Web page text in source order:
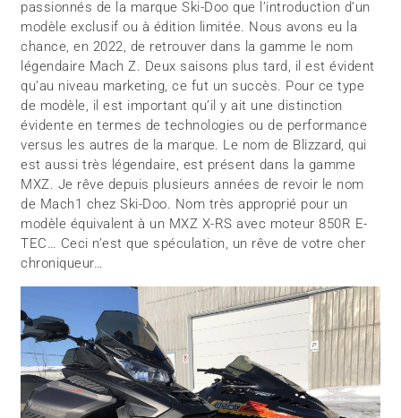
passionnés de la marque Ski-Doo que l’introduction d’un
modèle exclusif ou à édition limitée. Nous avons eu la
chance, en 2022, de retrouver dans la gamme le nom
légendaire Mach Z. Deux saisons plus tard, il est évident
qu’au niveau marketing, ce fut un succès. Pour ce type
de modèle, il est important qu’il y ait une distinction
évidente en termes de technologies ou de performance
versus les autres de la marque. Le nom de Blizzard, qui
est aussi très légendaire, est présent dans la gamme
MXZ. Je rêve depuis plusieurs années de revoir le nom
de Mach1 chez Ski-Doo. Nom très approprié pour un
modèle équivalent à un MXZ X-RS avec moteur 850R E-
TEC… Ceci n’est que spéculation, un rêve de votre cher
chroniqueur…